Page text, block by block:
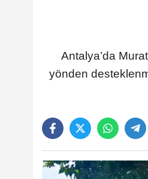
Antalya’da
yönden